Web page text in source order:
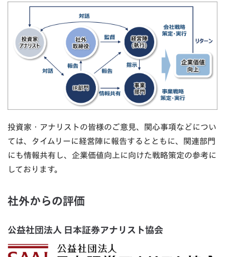
投資家・アナリストの皆様のご意見、関心事項などについ
ては、タイムリーに経営陣に報告するとともに、関連部門
にも情報共有し、企業価値向上に向けた戦略策定の参考に
しております。
社外からの評価
公益社団法人 日本証券アナリスト協会